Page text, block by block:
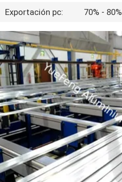
CONTROL
CALIDAD
CONTÁCTENOS
NOTICIAS
SOLICITAR
UNA
COTIZACIÓN
Exportación pc: 70% - 80%